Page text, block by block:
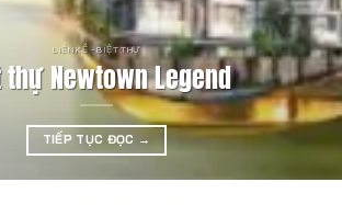
LIỀN KỀ - BIỆT THỰ
thự Newtown Legend
TIẾP TỤC ĐỌC →